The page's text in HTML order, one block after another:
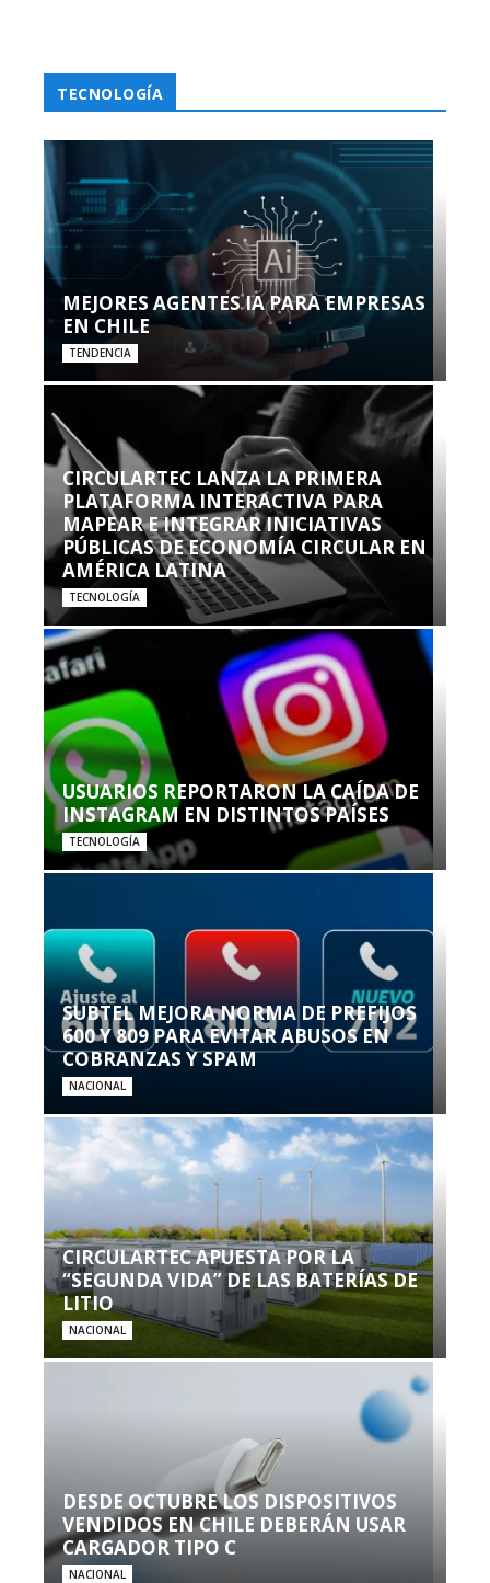
TECNOLOGÍA
MEJORES AGENTES IA PARA EMPRESAS
EN CHILE
TENDENCIA
CIRCULARTEC LANZA LA PRIMERA
PLATAFORMA INTERACTIVA PARA
MAPEAR E INTEGRAR INICIATIVAS
PÚBLICAS DE ECONOMÍA CIRCULAR EN
AMÉRICA LATINA
TECNOLOGÍA
USUARIOS REPORTARON LA CAÍDA DE
INSTAGRAM EN DISTINTOS PAÍSES
TECNOLOGÍA
SUBTEL MEJORA NORMA DE PREFIJOS
600 Y 809 PARA EVITAR ABUSOS EN
COBRANZAS Y SPAM
NACIONAL
CIRCULARTEC APUESTA POR LA
“SEGUNDA VIDA” DE LAS BATERÍAS DE
LITIO
NACIONAL
DESDE OCTUBRE LOS DISPOSITIVOS
VENDIDOS EN CHILE DEBERÁN USAR
CARGADOR TIPO C
NACIONAL